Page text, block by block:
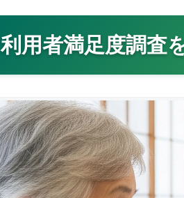
利用者満足度調査